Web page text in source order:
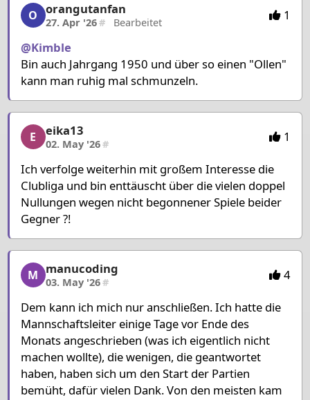
orangutanfan, 13/15, 27. Apr '26
O orangutanfan
27. Apr '26# Bearbeitet 1
@Kimble
Bin auch Jahrgang 1950 und über so einen "Ollen"
kann man ruhig mal schmunzeln.
eika13, 14/15, 02. May '26
E eika13
02. May '26# 1
Ich verfolge weiterhin mit großem Interesse die
Clubliga und bin enttäuscht über die vielen doppel
Nullungen wegen nicht begonnener Spiele beider
Gegner ?!
manucoding, 15/15, 03. May '26
M manucoding
03. May '26# 4
Dem kann ich mich nur anschließen. Ich hatte die
Mannschaftsleiter einige Tage vor Ende des
Monats angeschrieben (was ich eigentlich nicht
machen wollte), die wenigen, die geantwortet
haben, haben sich um den Start der Partien
bemüht, dafür vielen Dank. Von den meisten kam